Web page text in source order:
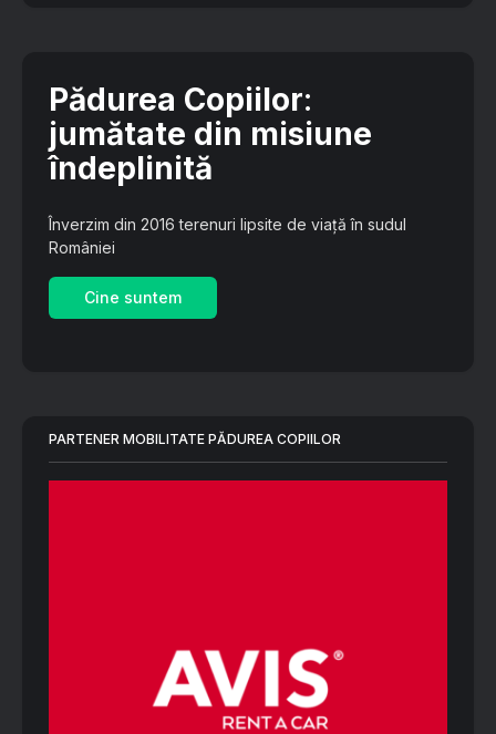
Pădurea Copiilor:
jumătate din misiune
îndeplinită
Înverzim din 2016 terenuri lipsite de viață în sudul
României
Cine suntem
PARTENER MOBILITATE PĂDUREA COPIILOR